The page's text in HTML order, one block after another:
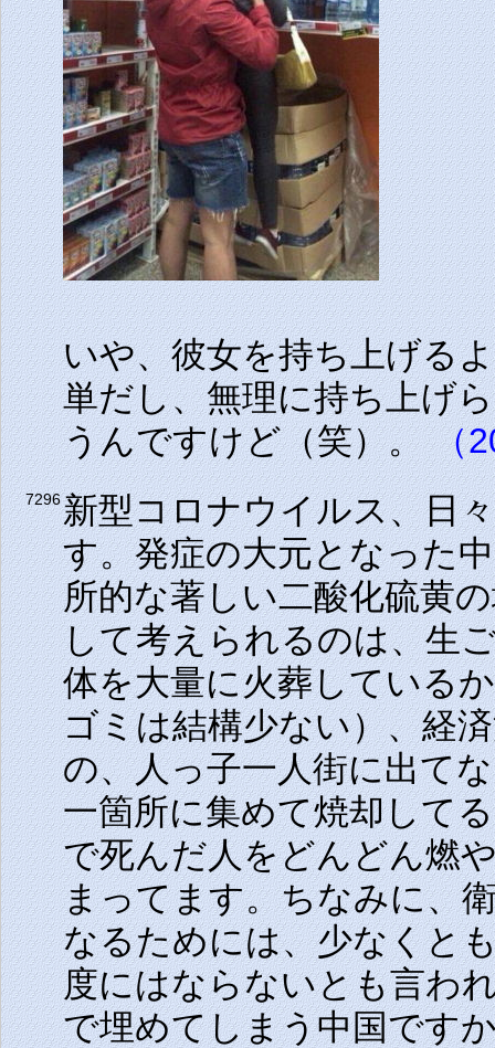
いや、彼女を持ち上げる
単だし、無理に持ち上げ
うんですけど（笑）。（
7296新型コロナウイルス、日
す。発症の大元となった
所的な著しい二酸化硫黄
して考えられるのは、生
体を大量に火葬している
ゴミは結構少ない）、経
の、人っ子一人街に出て
一箇所に集めて焼却して
で死んだ人をどんどん燃
まってます。ちなみに、
なるためには、少なくと
度にはならないとも言わ
で埋めてしまう中国です